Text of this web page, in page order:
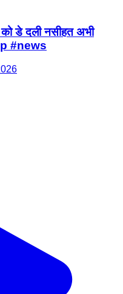
को डे दली नसीहत अभी
#news